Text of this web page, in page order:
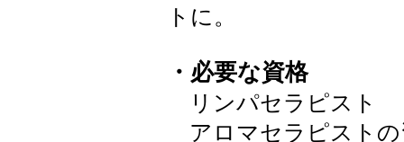
トに。
・必要な資格
リンパセラピスト
アロマセラピストの